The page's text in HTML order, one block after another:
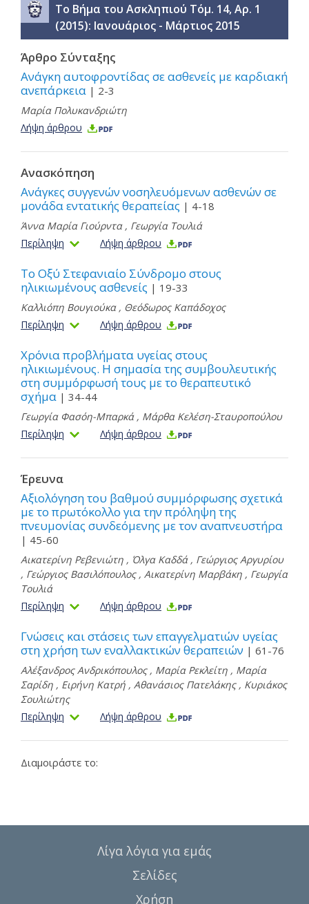
Το Βήμα του Ασκληπιού Τόμ. 14, Αρ. 1
(2015): Ιανουάριος - Μάρτιος 2015
Άρθρο Σύνταξης
Ανάγκη αυτοφροντίδας σε ασθενείς με καρδιακή
ανεπάρκεια | 2-3
Μαρία Πολυκανδριώτη
Λήψη άρθρου
Ανασκόπηση
Ανάγκες συγγενών νοσηλευόμενων ασθενών σε
μονάδα εντατικής θεραπείας | 4-18
Άννα Μαρία Γιούρντα, Γεωργία Τουλιά
Περίληψη
Λήψη άρθρου
Το Οξύ Στεφανιαίο Σύνδρομο στους
ηλικιωμένους ασθενείς | 19-33
Καλλιόπη Βουγιούκα, Θεόδωρος Καπάδοχος
Περίληψη
Λήψη άρθρου
Χρόνια προβλήματα υγείας στους
ηλικιωμένους. Η σημασία της συμβουλευτικής
στη συμμόρφωσή τους με το θεραπευτικό
σχήμα | 34-44
Γεωργία Φασόη-Μπαρκά, Μάρθα Κελέση-Σταυροπούλου
Περίληψη
Λήψη άρθρου
Έρευνα
Αξιολόγηση του βαθμού συμμόρφωσης σχετικά
με το πρωτόκολλο για την πρόληψη της
πνευμονίας συνδεόμενης με τον αναπνευστήρα
| 45-60
Αικατερίνη Ρεβενιώτη , Όλγα Καδδά, Γεώργιος Αργυρίου
, Γεώργιος Βασιλόπουλος, Αικατερίνη Μαρβάκη , Γεωργία
Τουλιά
Περίληψη
Λήψη άρθρου
Γνώσεις και στάσεις των επαγγελματιών υγείας
στη χρήση των εναλλακτικών θεραπειών | 61-76
Αλέξανδρος Ανδρικόπουλος, Μαρία Ρεκλείτη , Μαρία
Σαρίδη , Ειρήνη Κατρή , Αθανάσιος Πατελάκης, Κυριάκος
Σουλιώτης
Περίληψη
Λήψη άρθρου
Διαμοιράστε το:
Λίγα λόγια για εμάς
Σελίδες
Χρήση